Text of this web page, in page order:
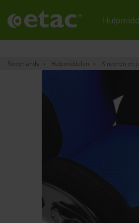
Nederlands Hulpmiddelen Kinderen en